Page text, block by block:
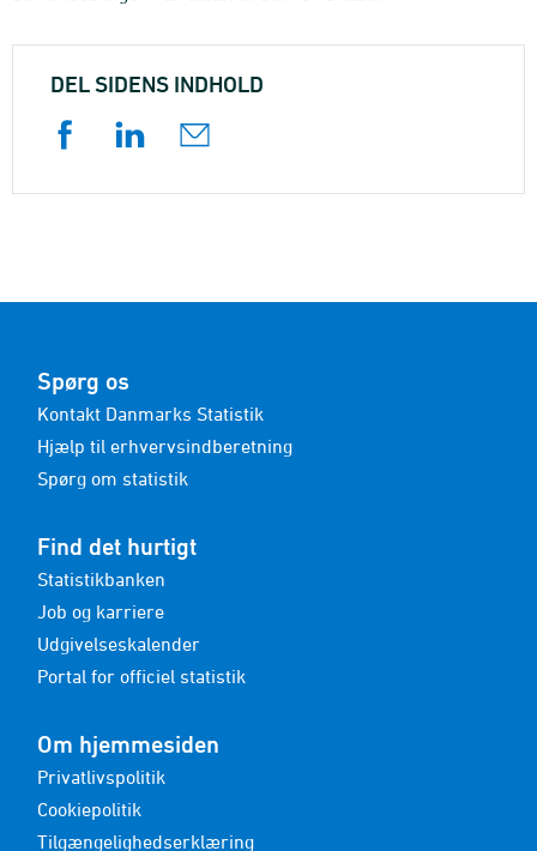
DEL SIDENS INDHOLD
Spørg os
Kontakt Danmarks Statistik
Hjælp til erhvervsindberetning
Spørg om statistik
Find det hurtigt
Statistikbanken
Job og karriere
Udgivelseskalender
Portal for officiel statistik
Om hjemmesiden
Privatlivspolitik
Cookiepolitik
Tilgængelighedserklæring